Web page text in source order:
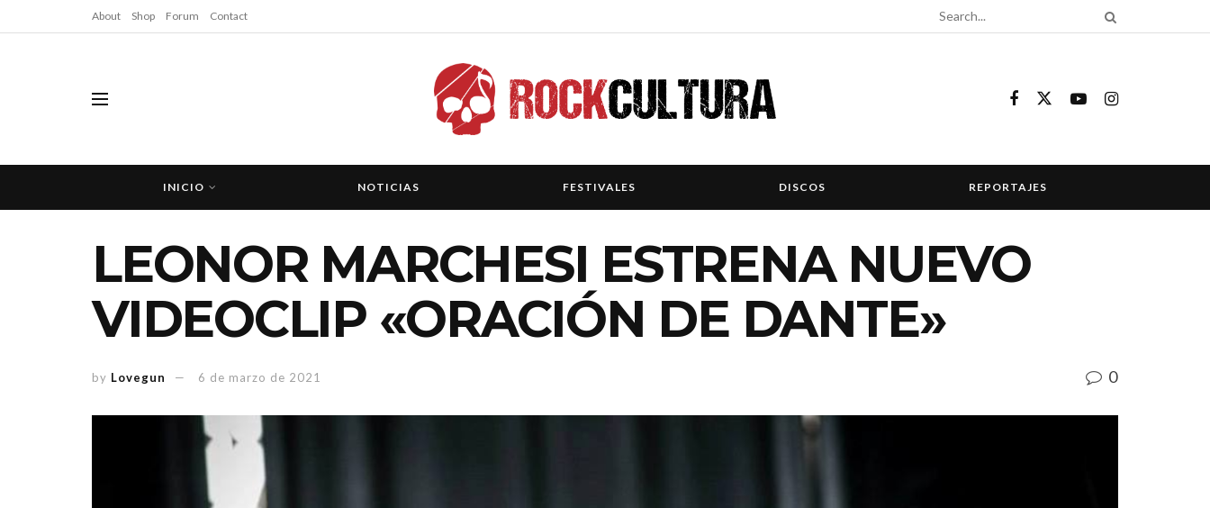
About Shop Forum Contact
INICIO NOTICIAS FESTIVALES DISCOS REPORTAJES
LEONOR MARCHESI ESTRENA NUEVO
VIDEOCLIP «ORACIÓN DE DANTE»
by Lovegun 6 de marzo de 2021 0